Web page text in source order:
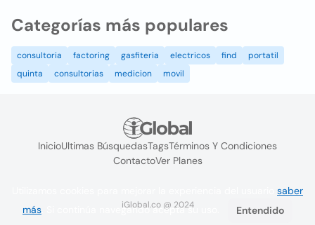
Categorías más populares
consultoria factoring gasfiteria electricos find
portatil
quinta
consultorias medicion movil
InicioUltimas BúsquedasTagsTérminos Y Condiciones
ContactoVer Planes
iGlobal.co @ 2024
saber
más . Si continúa navegando acepta su uso. Entendido